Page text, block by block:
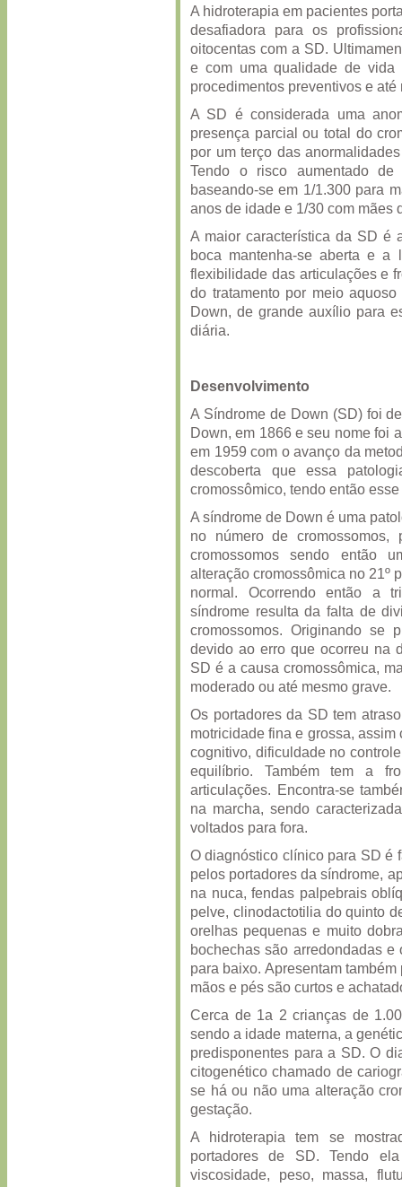
A hidroterapia em pacientes
desafiadora para os
oitocentas com a SD.
e com uma qualidade de vida
procedimentos preventivos e
A SD é considerada uma
presença parcial ou total do
por um terço das
Tendo o risco aumentado
baseando-se em 1/1.300 para
anos de idade e 1/30 com mães
A maior característica da SD é
boca mantenha-se aberta e a
flexibilidade das articulações e
do tratamento por meio
Down, de grande auxílio para
diária.
Desenvolvimento
A Síndrome de Down (SD) foi
Down, em 1866 e seu nome foi
em 1959 com o avanço da
descoberta que essa
cromossômico, tendo então
A síndrome de Down é uma
no número de
cromossomos sendo então
alteração cromossômica no 21º
normal. Ocorrendo então a
síndrome resulta da falta de
cromossomos. Originando se
devido ao erro que ocorreu na
SD é a causa cromossômica,
moderado ou até mesmo grave.
Os portadores da SD tem
motricidade fina e grossa,
cognitivo, dificuldade no
equilíbrio. Também tem a
articulações. Encontra-se
na marcha, sendo
voltados para fora.
O diagnóstico clínico para SD é
pelos portadores da síndrome,
na nuca, fendas palpebrais
pelve, clinodactotilia do quinto
orelhas pequenas e muito
bochechas são arredondadas
para baixo. Apresentam
mãos e pés são curtos e
Cerca de 1a 2 crianças de
sendo a idade materna, a
predisponentes para a SD. O
citogenético chamado de
se há ou não uma alteração
gestação.
A hidroterapia tem se
portadores de SD. Tendo
viscosidade, peso, massa,